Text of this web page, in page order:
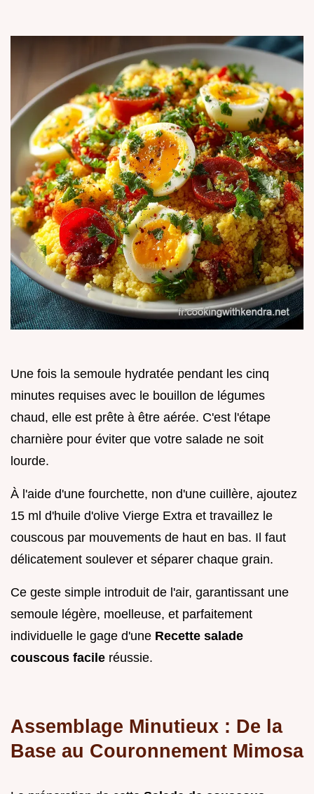
Une fois la semoule hydratée pendant les cinq
minutes requises avec le bouillon de légumes
chaud, elle est prête à être aérée. C'est l'étape
charnière pour éviter que votre salade ne soit
lourde.
À l'aide d'une fourchette, non d'une cuillère, ajoutez
15 ml d'huile d'olive Vierge Extra et travaillez le
couscous par mouvements de haut en bas. Il faut
délicatement soulever et séparer chaque grain.
Ce geste simple introduit de l'air, garantissant une
semoule légère, moelleuse, et parfaitement
individuelle le gage d'une Recette salade
couscous facile réussie.
Assemblage Minutieux : De la
Base au Couronnement Mimosa